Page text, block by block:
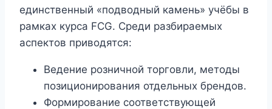
единственный «подводный камень» учёбы в
рамках курса FCG. Среди разбираемых
аспектов приводятся:
Ведение розничной торговли, методы
позиционирования отдельных брендов.
Формирование соответствующей